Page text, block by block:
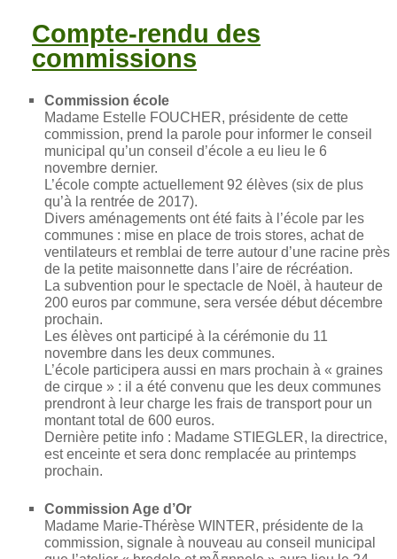
Compte-rendu des
commissions
Commission école
Madame Estelle FOUCHER, présidente de cette
commission, prend la parole pour informer le conseil
municipal qu’un conseil d’école a eu lieu le 6
novembre dernier.
L’école compte actuellement 92 élèves (six de plus
qu’à la rentrée de 2017).
Divers aménagements ont été faits à l’école par les
communes : mise en place de trois stores, achat de
ventilateurs et remblai de terre autour d’une racine près
de la petite maisonnette dans l’aire de récréation.
La subvention pour le spectacle de Noël, à hauteur de
200 euros par commune, sera versée début décembre
prochain.
Les élèves ont participé à la cérémonie du 11
novembre dans les deux communes.
L’école participera aussi en mars prochain à « graines
de cirque » : il a été convenu que les deux communes
prendront à leur charge les frais de transport pour un
montant total de 600 euros.
Dernière petite info : Madame STIEGLER, la directrice,
est enceinte et sera donc remplacée au printemps
prochain.
Commission Age d’Or
Madame Marie-Thérèse WINTER, présidente de la
commission, signale à nouveau au conseil municipal